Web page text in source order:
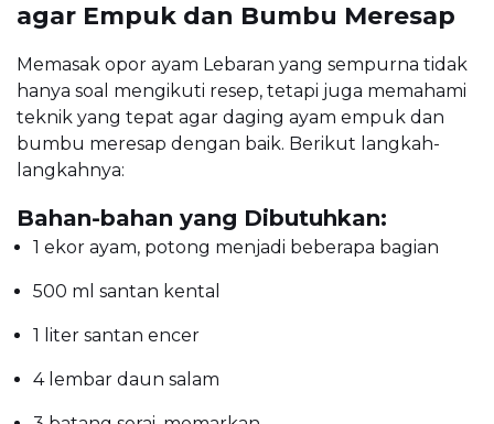
agar Empuk dan Bumbu Meresap
Memasak opor ayam Lebaran yang sempurna tidak
hanya soal mengikuti resep, tetapi juga memahami
teknik yang tepat agar daging ayam empuk dan
bumbu meresap dengan baik. Berikut langkah-
langkahnya:
Bahan-bahan yang Dibutuhkan:
1 ekor ayam, potong menjadi beberapa bagian
500 ml santan kental
1 liter santan encer
4 lembar daun salam